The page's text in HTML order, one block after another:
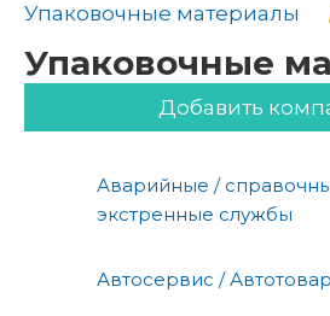
Упаковочные материалы
Упаковочные
Добавить
Аварийные /
экстренные службы
Автосервис /